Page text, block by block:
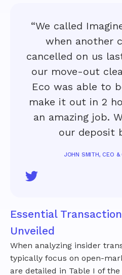
“We called
when another
cancelled on us
our move-out
Eco was able to
make it out in 2
an amazing job.
our deposit
JOHN SMITH, CEO &
Essential
Unveiled
When analyzing insider
typically focus on open-
are detailed in Table I of